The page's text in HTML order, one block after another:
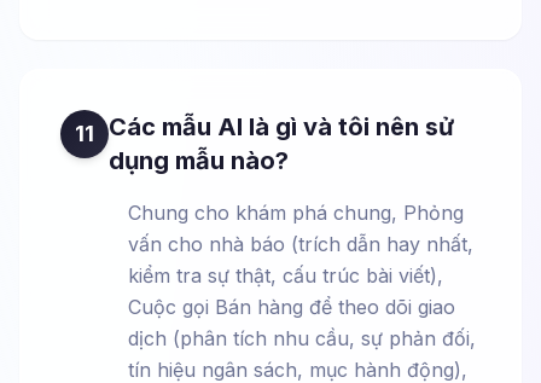
11
Các mẫu AI là gì và tôi nên sử
dụng mẫu nào?
Chung cho khám phá chung, Phỏng
vấn cho nhà báo (trích dẫn hay nhất,
kiểm tra sự thật, cấu trúc bài viết),
Cuộc gọi Bán hàng để theo dõi giao
dịch (phân tích nhu cầu, sự phản đối,
tín hiệu ngân sách, mục hành động),